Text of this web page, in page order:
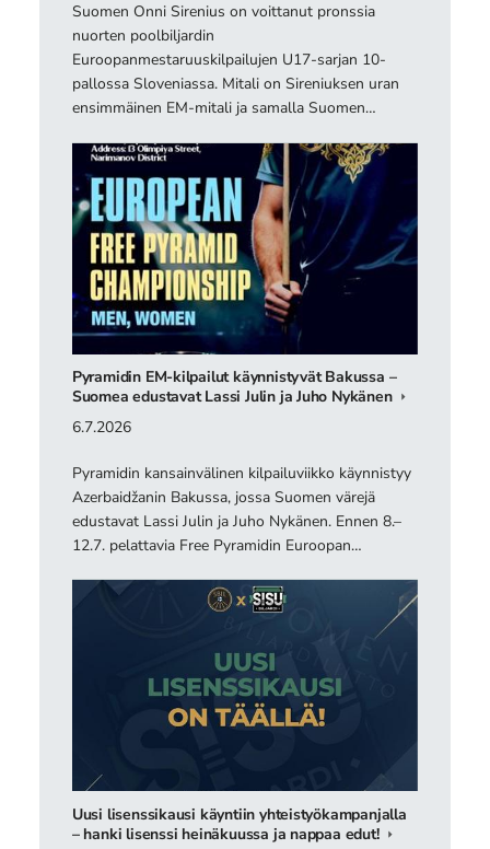
Suomen Onni Sirenius on voittanut pronssia
nuorten poolbiljardin
Euroopanmestaruuskilpailujen U17-sarjan 10-
pallossa Sloveniassa. Mitali on Sireniuksen uran
ensimmäinen EM-mitali ja samalla Suomen…
Pyramidin EM-kilpailut käynnistyvät Bakussa –
Suomea edustavat Lassi Julin ja Juho Nykänen
6.7.2026
Pyramidin kansainvälinen kilpailuviikko käynnistyy
Azerbaidžanin Bakussa, jossa Suomen värejä
edustavat Lassi Julin ja Juho Nykänen. Ennen 8.–
12.7. pelattavia Free Pyramidin Euroopan…
Uusi lisenssikausi käyntiin yhteistyökampanjalla
– hanki lisenssi heinäkuussa ja nappaa edut!